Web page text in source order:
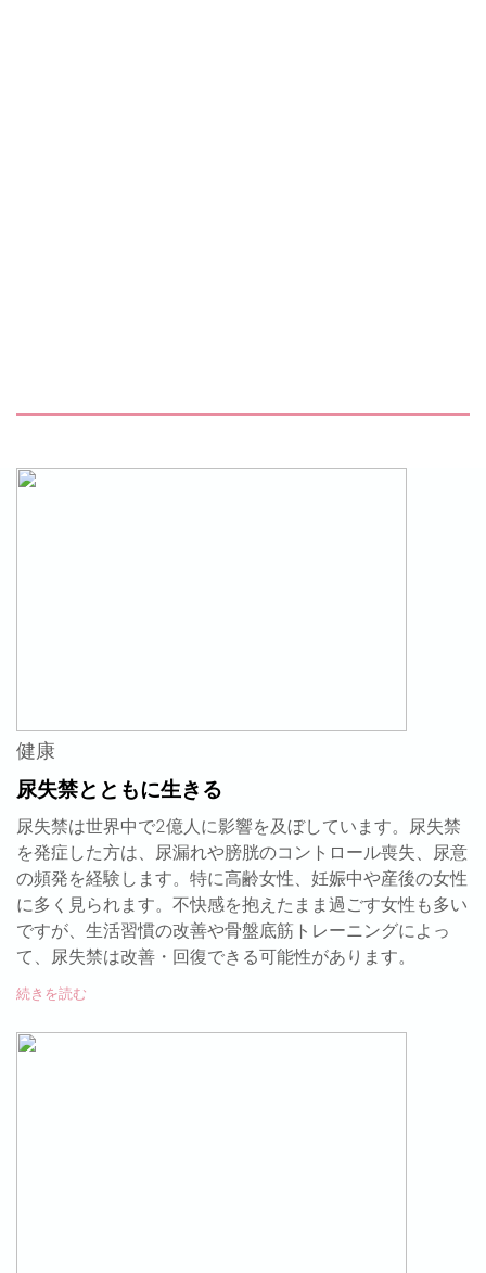
健康
尿失禁とともに生きる
尿失禁は世界中で2億人に影響を及ぼしています。尿失禁
を発症した方は、尿漏れや膀胱のコントロール喪失、尿意
の頻発を経験します。特に高齢女性、妊娠中や産後の女性
に多く見られます。不快感を抱えたまま過ごす女性も多い
ですが、生活習慣の改善や骨盤底筋トレーニングによっ
て、尿失禁は改善・回復できる可能性があります。
続きを読む